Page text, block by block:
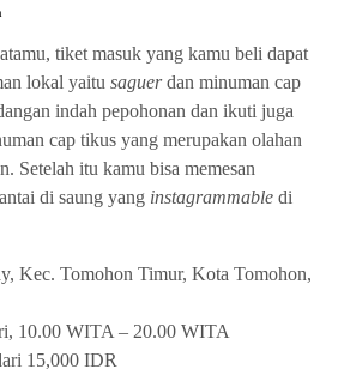
tiket masuk yang kamu beli dapat
lokal yaitu saguerdan minuman cap
indah pepohonan dan ikuti juga
cap tikus yang merupakan olahan
Setelah itu kamu bisa memesan
di saung yang instagrammable di
Kec. Tomohon Timur, Kota Tomohon,
10.00 WITA – 20.00 WITA
15,000 IDR